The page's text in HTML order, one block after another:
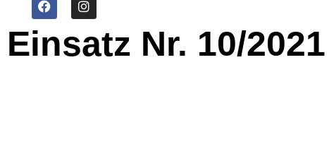
Einsatz Nr. 10/2021